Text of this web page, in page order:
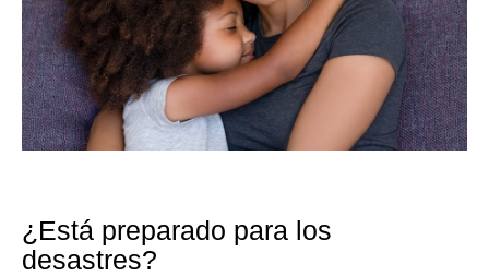
¿Está preparado para los
desastres?